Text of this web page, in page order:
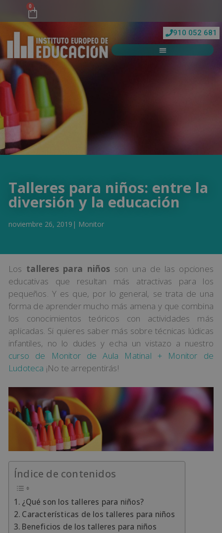
0
910 052 681
Talleres para niños: entre la
diversión y la educación
noviembre 26, 2019 | Monitor
Los talleres para niños son una de las opciones
educativas que resultan más atractivas para los
pequeños. Y es que, por lo general, se trata de una
forma de aprender mucho más amena y que combina
los conocimientos teóricos con actividades más
aplicadas. Si quieres saber más sobre técnicas lúdicas
infantiles, no lo dudes y echa un vistazo a nuestro
curso de Monitor de Aula Matinal + Monitor de
Ludoteca ¡No te arrepentirás!
Índice de contenidos
¿Qué son los talleres para niños?
Características de los talleres para niños
Beneficios de los talleres para niños